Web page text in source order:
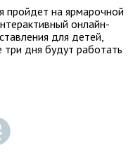
пройдет на ярмарочной
онлайн-
для детей,
три дня будут работать